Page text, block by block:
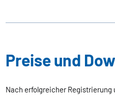
Preise und
Nach erfolgreicher